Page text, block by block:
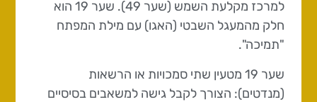
למרכז מקלעת השמש (שער 49). שער 19 הוא
חלק מהמעגל השבטי (האגו) עם מילת המפתח
"תמיכה".
שער 19 מטעין שתי סמכויות או הרשאות
(מנדטים): הצורך לקבל גישה למשאבים בסיסיים